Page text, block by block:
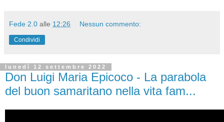
Fede 2.0 alle 12:26 Nessun commento:
Condividi
lunedì 12 settembre 2022
Don Luigi Maria Epicoco - La parabola
del buon samaritano nella vita fam...